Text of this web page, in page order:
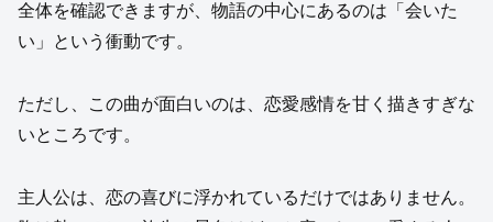
全体を確認できますが、物語の中心にあるのは「会いた
い」という衝動です。
ただし、この曲が面白いのは、恋愛感情を甘く描きすぎな
いところです。
主人公は、恋の喜びに浮かれているだけではありません。